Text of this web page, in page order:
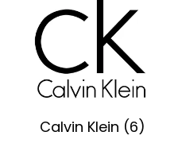
Calvin Klein (6)